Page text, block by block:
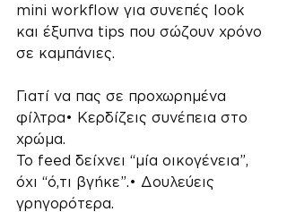
mini workflow για συνεπές look
και έξυπνα tips που σώζουν χρόνο
σε καμπάνιες.
Γιατί να πας σε προχωρημένα
φίλτρα• Κερδίζεις συνέπεια στο
χρώμα.
Το feed δείχνει “μία οικογένεια”,
όχι “ό,τι βγήκε”.• Δουλεύεις
γρηγορότερα.